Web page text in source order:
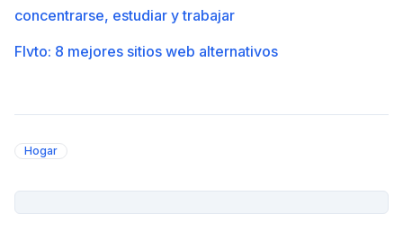
concentrarse, estudiar y trabajar
Flvto: 8 mejores sitios web alternativos
Hogar